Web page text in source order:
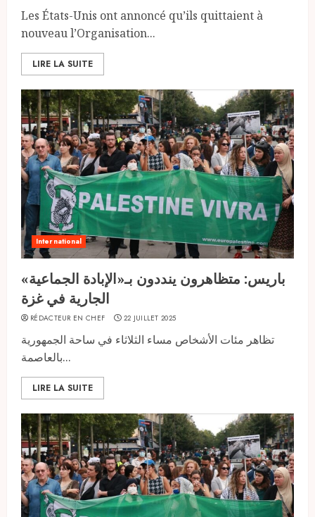
Les États-Unis ont annoncé qu’ils quittaient à
nouveau l’Organisation...
LIRE LA SUITE
International
باريس: متظاهرون ينددون بـ«الإبادة الجماعية»
الجارية في غزة
RÉDACTEUR EN CHEF 22 JUILLET 2025
تظاهر مئات الأشخاص مساء الثلاثاء في ساحة الجمهورية
بالعاصمة...
LIRE LA SUITE